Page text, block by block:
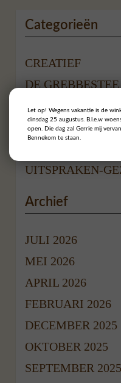
Categorieën
CREATIEF
DE GREBBESTEE
OMGEVING
POPPENHUIS
UITSPRAKEN-
Archief
JULI 2026
MEI 2026
APRIL 2026
FEBRUARI 2026
DECEMBER 2025
OKTOBER 2025
SEPTEMBER 2025
Let op! Wegens vakantie is de
dinsdag 25 augustus. B.l.e.w
open. Die dag zal Gerrie mij
Bennekom te staan.